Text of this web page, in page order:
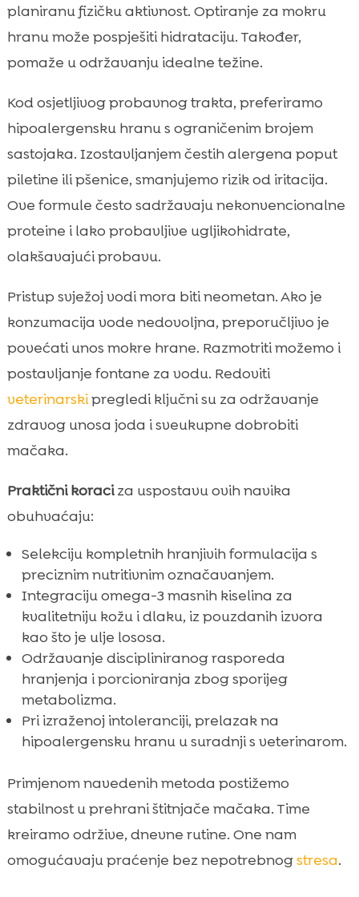
planiranu fizičku aktivnost. Optiranje za mokru
hranu može pospješiti hidrataciju. Također,
pomaže u održavanju idealne težine.
Kod osjetljivog probavnog trakta, preferiramo
hipoalergensku hranu s ograničenim brojem
sastojaka. Izostavljanjem čestih alergena poput
piletine ili pšenice, smanjujemo rizik od iritacija.
Ove formule često sadržavaju nekonvencionalne
proteine i lako probavljive ugljikohidrate,
olakšavajući probavu.
Pristup svježoj vodi mora biti neometan. Ako je
konzumacija vode nedovoljna, preporučljivo je
povećati unos mokre hrane. Razmotriti možemo i
postavljanje fontane za vodu. Redoviti
veterinarskipregledi ključni su za održavanje
zdravog unosa joda i sveukupne dobrobiti
mačaka.
Praktični koraciza uspostavu ovih navika
obuhvaćaju:
Selekciju kompletnih hranjivih formulacija s
preciznim nutritivnim označavanjem.
Integraciju omega-3 masnih kiselina za
kvalitetniju kožu i dlaku, iz pouzdanih izvora
kao što je ulje lososa.
Održavanje discipliniranog rasporeda
hranjenja i porcioniranja zbog sporijeg
metabolizma.
Pri izraženoj intoleranciji, prelazak na
hipoalergensku hranu u suradnji s veterinarom.
Primjenom navedenih metoda postižemo
stabilnost u prehrani štitnjače mačaka. Time
kreiramo održive, dnevne rutine. One nam
omogućavaju praćenje bez nepotrebnogstresa.